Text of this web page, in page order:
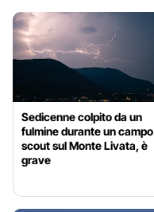
Sedicenne colpito da un
fulmine durante un campo
scout sul Monte Livata, è
grave